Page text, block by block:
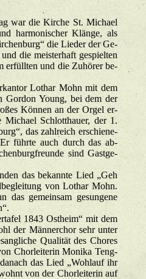
war die Kir­che St. Mi­cha­el
har­mo­ni­scher Klän­ge, als
die Lie­der der Ge­
die meis­ter­haft ge­spiel­ten
er­füll­ten und die Zu­hö­rer be­
Lo­thar Mohn mit dem
Gor­don Young, bei dem der
Kön­nen an der Orgel er­
Mi­cha­el Schlott­hau­er, der 1.
das zahl­reich er­schie­ne­
führ­te auch durch das ab­
sind Gast­ge­
das be­kann­te Lied „Geh
von Lo­thar Mohn.
das ge­mein­sam ge­sun­ge­ne
1843 Ost­heim“ mit dem
der Män­ner­chor sehr unter
Qua­li­tät des Cho­res
Chor­lei­te­rin Mo­ni­ka Teng­
das Lied „Wohl­auf ihr
von der Chor­lei­te­rin auf